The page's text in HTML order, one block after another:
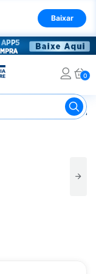
Baixar
0
Desodorante